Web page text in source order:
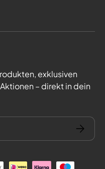
exklusiven
– direkt in dein